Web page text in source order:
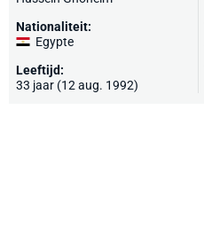
Nationaliteit:
Egypte
Leeftijd:
33 jaar (12 aug. 1992)